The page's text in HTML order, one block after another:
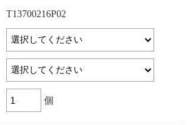
T13700216P02
個